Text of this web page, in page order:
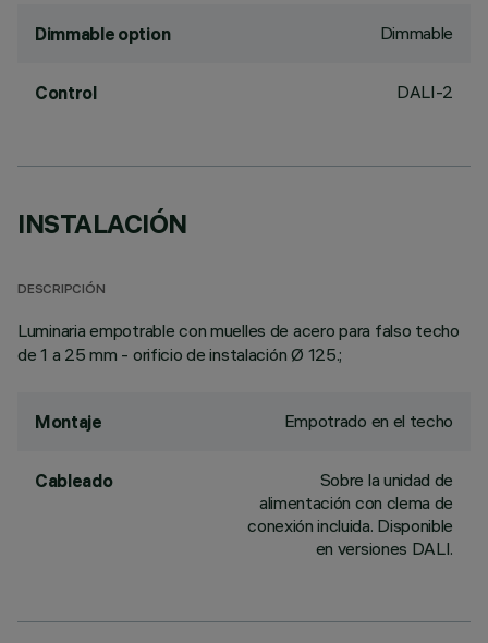
Dimmable option Dimmable
Control DALI-2
INSTALACIÓN
DESCRIPCIÓN
Luminaria empotrable con muelles de acero para falso techo
de 1 a 25 mm - orificio de instalación Ø 125.;
Montaje Empotrado en el techo
Cableado
Sobre la unidad de
alimentación con clema de
conexión incluida. Disponible
en versiones DALI.